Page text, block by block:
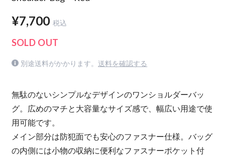
¥7,700 税込
SOLD OUT
別途送料がかかります。 送料を確認する
無駄のないシンプルなデザインのワンショルダーバッ
グ。広めのマチと大容量なサイズ感で、幅広い用途で使
用可能です。
メイン部分は防犯面でも安心のファスナー仕様。バッグ
の内側には小物の収納に便利なファスナーポケット付